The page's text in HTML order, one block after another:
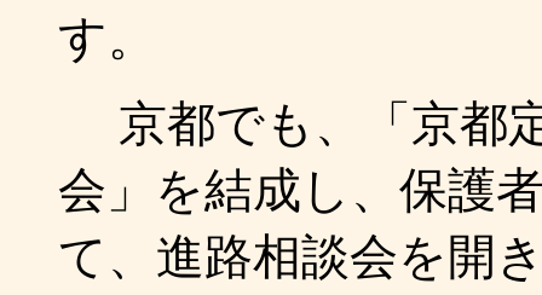
す。
京都でも、「京都
会」を結成し、保護
て、進路相談会を開